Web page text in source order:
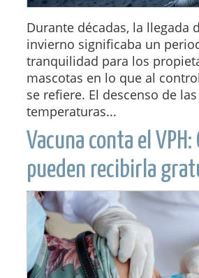
Durante décadas, la llegada
invierno significaba un
tranquilidad para los
mascotas en lo que al
se refiere. El descenso de las
temperaturas...
Vacuna conta el VPH:
pueden recibirla